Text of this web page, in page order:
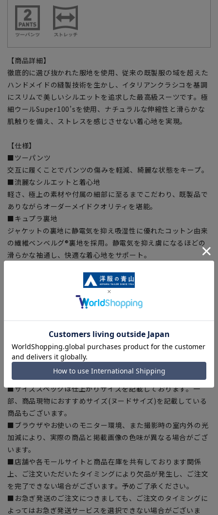
【商品詳細】
徹底的に選び抜かれた服地を使用、従来の既製服の域を超えた
ハンドメイドの縫製技術を生かし、イタリアンクラシコを基調
にスリムで美しいシルエットを追求した最高級スーツです。極
細ウールSuper100’sを使用、ナチュラルな伸縮性と滑らかな
肌触りを備え、ストレスを感じさせない着心地を実現。
【仕様】
■ツーパンツ
交互に履くことでパンツの傷みを軽減、綺麗な状態をキープ。
■流麗なシルエットと着心地
軽さ、極上の素材や付属の細部に至るまでこだわり、既製品で
ありながらオーダーメイドクオリティを堪能。
■キュプラ裏地
ジャケットの裏地に静電気を抑え吸湿性に優れたコットン由来
の繊維ベンベルグ®裏地を採用。静電気を抑え虜になるほどの
滑らかな袖通し、快適な着心地をサポート。
【シルエット】《細め(スリム)》 (当社比)
【商品に関するご注意】
■ゆとり感には個人差があります。サイズ表を確認の上、ご購
入の目安としてご利用ください。
■生地や仕様・デザインにより、着用感や実際のサイズ表に若
干の誤差が生じる場合がございます。予めご了承ください。
■サイズスペックは仕上がりサイズを記載しております。一
部、商品現物におすすめサイズ(ヌードサイズ)を記載している
商品もございます。
■ブラウザやお使いのモニター環境、また撮影時の室内外の光
加減により、実際の商品と掲載画像の色味が異なる場合がござ
います。
■店舗や各モールサイトと商品在庫を共有しております関係
上、ご注文いただいたタイミングにより欠品が発生し、ご注文
を完了できない場合がございます。予めご了承ください。
■お急ぎ発送のご注文につきましても、ご注文のタイミングに
よってはお急ぎ発送サービスを選択できない場合がございま